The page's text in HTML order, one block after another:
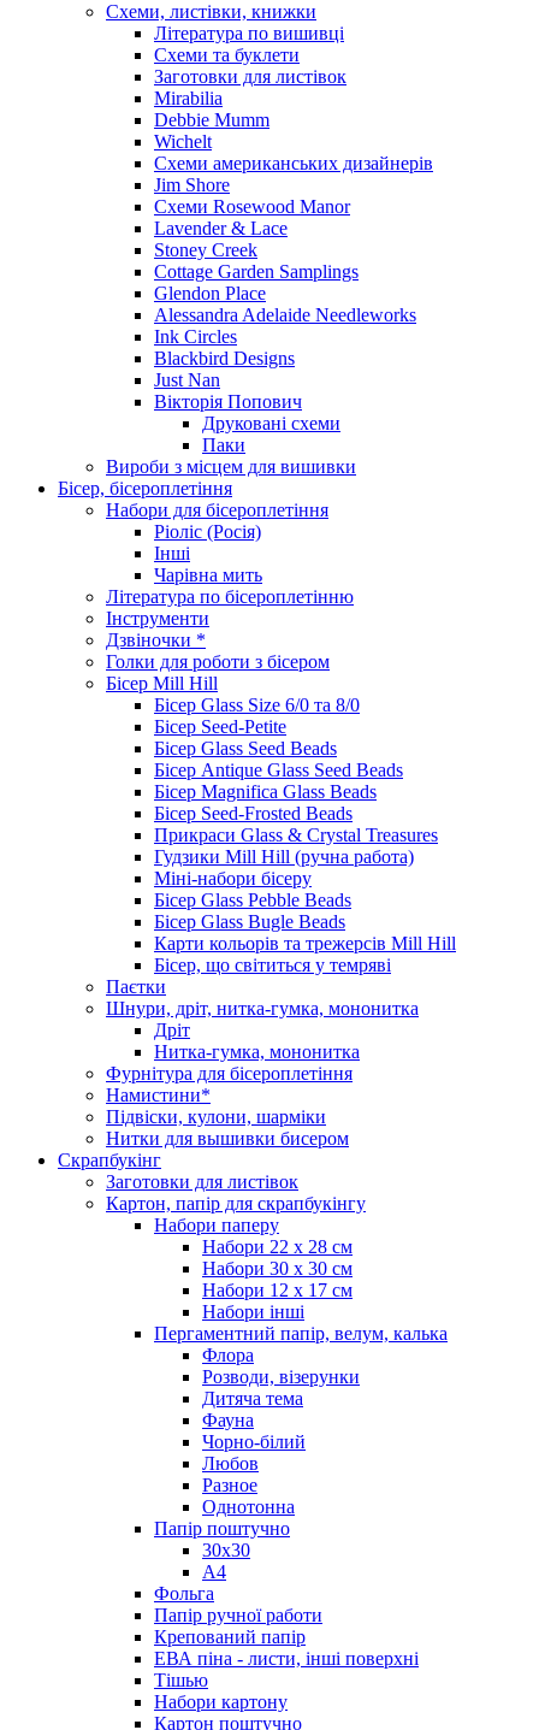
Схеми, листівки, книжки
Література по вишивці
Схеми та буклети
Заготовки для листівок
Mirabilia
Debbie Mumm
Wichelt
Схеми американських дизайнерів
Jim Shore
Cхеми Rosewood Manor
Lavender & Lace
Stoney Creek
Cottage Garden Samplings
Glendon Place
Alessandra Adelaide Needleworks
Ink Circles
Blackbird Designs
Just Nan
Вікторія Попович
Друковані схеми
Паки
Вироби з місцем для вишивки
Бісер, бісероплетіння
Набори для бісероплетіння
Ріоліс (Росія)
Інші
Чарівна мить
Література по бісероплетінню
Інструменти
Дзвіночки *
Голки для роботи з бісером
Бісер Mill Hill
Бісер Glass Size 6/0 та 8/0
Бісер Seed-Petite
Бісер Glass Seed Beads
Бісер Antique Glass Seed Beads
Бісер Magnifica Glass Beads
Бісер Seed-Frosted Beads
Прикраси Glass & Crystal Treasures
Гудзики Mill Hill (ручна работа)
Міні-набори бісеру
Бісер Glass Pebble Beads
Бісер Glass Bugle Beads
Карти кольорів та трежерсів Mill Hill
Бісер, що світиться у темряві
Паєтки
Шнури, дріт, нитка-гумка, мононитка
Дріт
Нитка-гумка, мононитка
Фурнітура для бісероплетіння
Намистини*
Підвіски, кулони, шарміки
Нитки для вышивки бисером
Скрапбукінг
Заготовки для листівок
Картон, папір для скрапбукінгу
Набори паперу
Набори 22 х 28 см
Набори 30 х 30 см
Набори 12 х 17 см
Набори інші
Пергаментний папір, велум, калька
Флора
Розводи, візерунки
Дитяча тема
Фауна
Чорно-білий
Любов
Разное
Однотонна
Папір поштучно
30х30
А4
Фольга
Папір ручної работи
Крепований папір
ЕВА піна - листи, інші поверхні
Тішью
Набори картону
Картон поштучно